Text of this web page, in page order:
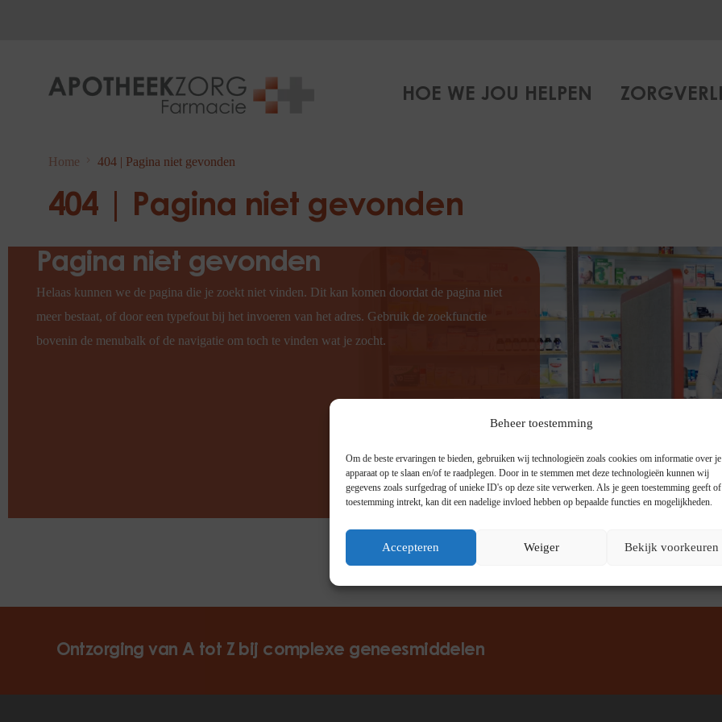
Beheer toestemming
Om de beste ervaringen te bieden, gebruiken wij technologieën zoals cookies om informatie over je
apparaat op te slaan en/of te raadplegen. Door in te stemmen met deze technologieën kunnen wij
gegevens zoals surfgedrag of unieke ID's op deze site verwerken. Als je geen toestemming geeft
toestemming intrekt, kan dit een nadelige invloed hebben op bepaalde functies en mogelijkheden.
Accepteren Weiger Bekijk voorkeuren
HOE WE JOU HELPEN
Home 404 | Pagina niet gevonden
404 | Pagina niet gevonden
Pagina niet gevonden
Helaas kunnen we de pagina die je zoekt niet vinden. Dit kan komen doordat de pagina niet
meer bestaat, of door een typefout bij het invoeren van het adres. Gebruik de zoekfunctie
bovenin de menubalk of de navigatie om toch te vinden wat je zocht.
Ontzorging van A tot Z bij complexe geneesmiddelen